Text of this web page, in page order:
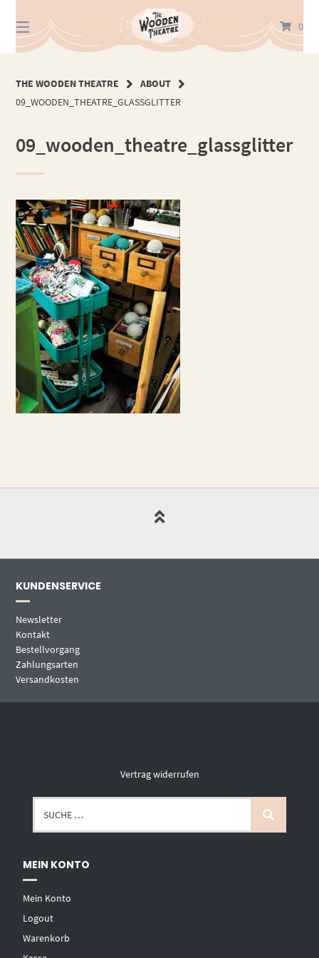
zum
Inhalt
0
THE WOODEN THEATRE
ABOUT
09_WOODEN_THEATRE_GLASSGLITTER
09_wooden_theatre_glassglitter
KUNDENSERVICE
Newsletter
Kontakt
Bestellvorgang
Zahlungsarten
Versandkosten
Vertrag widerrufen
MEIN KONTO
Mein Konto
Logout
Warenkorb